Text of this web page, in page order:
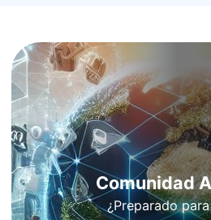
Comunidad
¿Preparado